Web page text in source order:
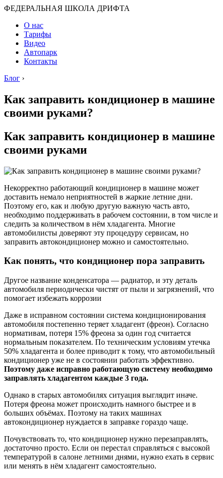
ФЕДЕРАЛЬНАЯ ШКОЛА ДРИФТА
О нас
Тарифы
Видео
Автопарк
Контакты
Блог ›
Как заправить кондиционер в машине
своими руками?
Как заправить кондиционер в машине
своими руками
Некорректно работающий кондиционер в машине может
доставить немало неприятностей в жаркие летние дни.
Поэтому его, как и любую другую важную часть авто,
необходимо поддерживать в рабочем состоянии, в том числе и
следить за количеством в нём хладагента. Многие
автомобилисты доверяют эту процедуру сервисам, но
заправить автокондиционер можно и самостоятельно.
Как понять, что кондиционер пора заправить
Другое название конденсатора — радиатор, и эту деталь
автомобиля периодически чистят от пыли и загрязнений, что
помогает избежать коррозии
Даже в исправном состоянии система кондиционирования
автомобиля постепенно теряет хладагент (фреон). Согласно
нормативам, потеря 15% фреона за один год считается
нормальным показателем. По техническим условиям утечка
50% хладагента и более приводит к тому, что автомобильный
кондиционер уже не в состоянии работать эффективно.
Поэтому даже исправно работающую систему необходимо
заправлять хладагентом каждые 3 года.
Однако в старых автомобилях ситуация выглядит иначе.
Потеря фреона может происходить намного быстрее и в
больших объёмах. Поэтому на таких машинах
автокондиционер нуждается в заправке гораздо чаще.
Почувствовать то, что кондиционер нужно перезаправлять,
достаточно просто. Если он перестал справляться с высокой
температурой в салоне летними днями, нужно ехать в сервис
или менять в нём хладагент самостоятельно.